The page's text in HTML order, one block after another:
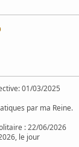
01/03/2025
par ma Reine.
: 22/06/2026
le jour